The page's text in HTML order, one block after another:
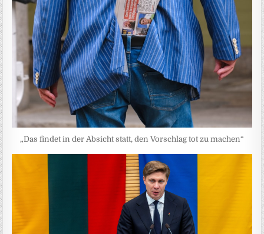
„Das findet in der Absicht statt, den Vorschlag tot zu machen“